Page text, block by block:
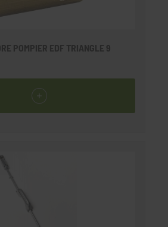
POMPIER EDF TRIANGLE 9